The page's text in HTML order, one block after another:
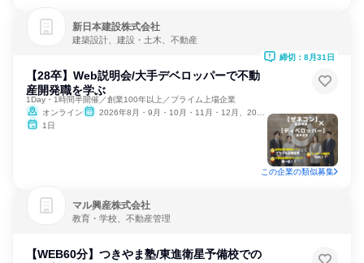
新日本建設株式会社
建築設計、建設・土木、不動産
【28卒】Web説明会/大手デベロッパーで不動
産開発職を学ぶ
1Day・1時間半開催／創業100年以上／プライム上場企業
オンライン
2026年8月・9月・10月・11月・12月、2027年1月・2月
1日
締切：8月31日
この企業の類似募集
マル興産株式会社
教育・学校、不動産管理
【WEB60分】つきやま塾/東進衛星予備校での